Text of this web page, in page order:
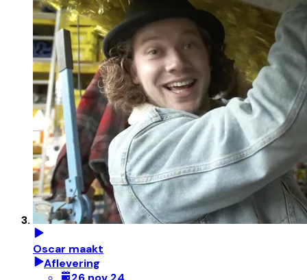
Oscar maakt
Aflevering